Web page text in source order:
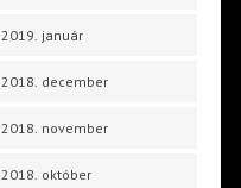
2019. január
2018. december
2018. november
2018. október